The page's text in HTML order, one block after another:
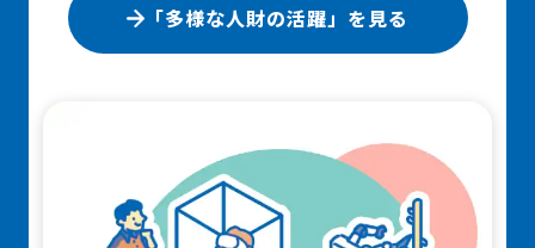
「多様な人財の活躍」を見る